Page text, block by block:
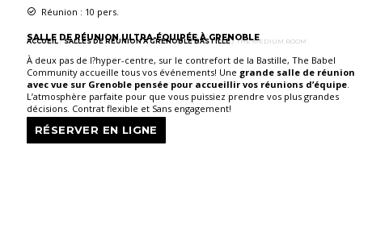
Réunion : 10 pers.
SALLE DE RÉUNION ULTRA-ÉQUIPÉE À GRENOBLE
ACCUEIL /SALLES DE RÉUNION À GRENOBLE BASTILLE/ THE MEDIUM ROOM
À deux pas de l?hyper-centre, sur le contrefort de la Bastille, The Babel
Community accueille tous vos événements! Une grande salle de réunion
avec vue sur Grenoble pensée pour accueillir vos réunions d’équipe.
L’atmosphère parfaite pour que vous puissiez prendre vos plus grandes
décisions. Contrat flexible et Sans engagement!
RÉSERVER EN LIGNE